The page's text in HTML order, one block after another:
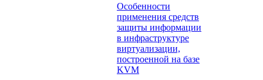
Особенности
применения средств
защиты информации
в инфраструктуре
виртуализации,
построенной на базе
KVM